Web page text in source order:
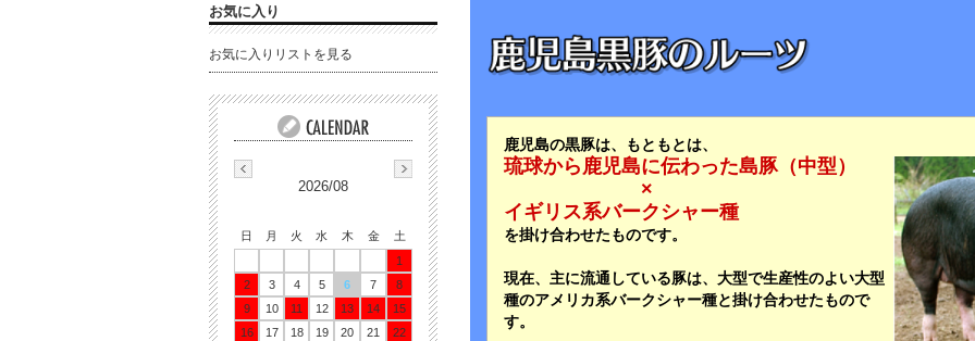
鹿児島の黒豚は、もともとは、
琉球から鹿児島に伝わった島豚（中型）
×
イギリス系バークシャー種
を掛け合わせたものです。
現在、主に流通している豚は、大型で生産性のよい大型
種のアメリカ系バークシャー種と掛け合わせたもので
す。
お気に入り
お気に入りリストを見る
2026/08
日 月 火 水 木 金
土
1
2
3 4 5 6 7
8
9
10 11 12 13 14
15
16
17 18 19 20 21
22